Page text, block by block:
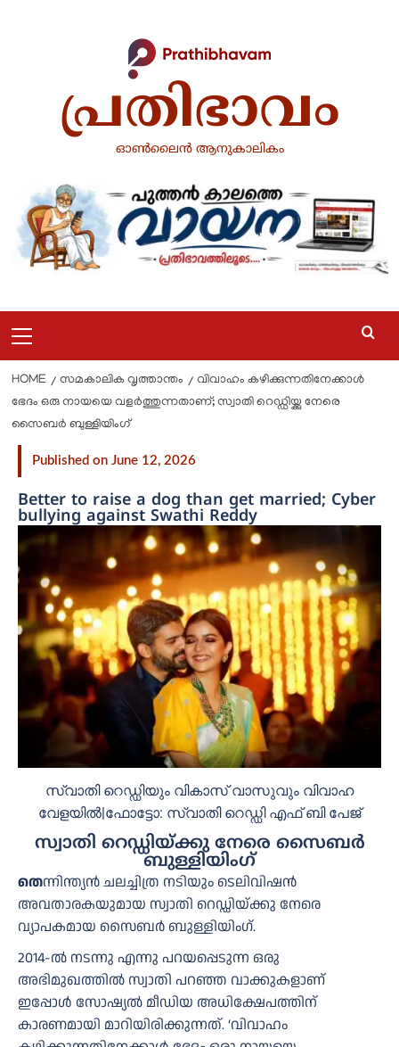
പ്രതിഭാവം
ഓൺലൈൻ ആനുകാലികം
HOME സമകാലിക വൃത്താന്തം
വിവാഹം കഴിക്കുന്നതിനേക്കാൾ
ഭേദം ഒരു നായയെ വളർത്തുന്നതാണ്; സ്വാതി റെഡ്ഡിയ്ക്കു നേരെ
സൈബർ ബുള്ളിയിംഗ്
Published on June 12, 2026
Better to raise a dog than get married; Cyber
bullying against Swathi Reddy
സ്വാതി റെഡ്ഡിയും വികാസ് വാസുവും വിവാഹ
വേളയിൽ|ഫോട്ടോ: സ്വാതി റെഡ്ഡി എഫ് ബി പേജ്
സ്വാതി റെഡ്ഡിയ്ക്കു നേരെ സൈബർ
ബുള്ളിയിംഗ്
തെന്നിന്ത്യൻ ചലച്ചിത്ര നടിയും ടെലിവിഷൻ
അവതാരകയുമായ സ്വാതി റെഡ്ഡിയ്ക്കു നേരെ
വ്യാപകമായ സൈബർ ബുള്ളിയിംഗ്.
2014-ൽ നടന്നു എന്നു പറയപ്പെടുന്ന ഒരു
അഭിമുഖത്തിൽ സ്വാതി പറഞ്ഞ വാക്കുകളാണ്
ഇപ്പോൾ സോഷ്യൽ മീഡിയ അധിക്ഷേപത്തിന്
കാരണമായി മാറിയിരിക്കുന്നത്. ‘വിവാഹം